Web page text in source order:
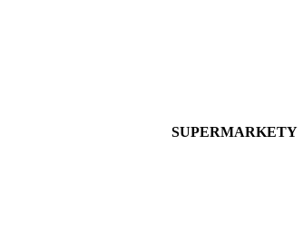
SUPERMARKETY